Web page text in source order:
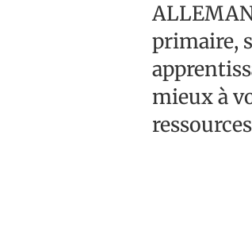
primaire,
mieux à